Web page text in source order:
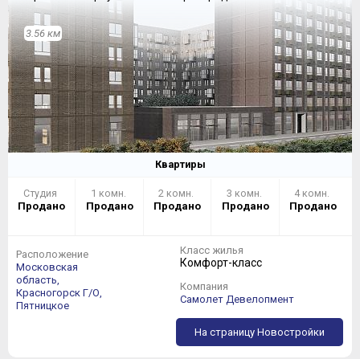
3.56 км
Квартиры
Студия
Продано
1 комн.
Продано
2 комн.
Продано
3 комн.
Продано
4 комн.
Продано
Расположение
Московская
область,
Красногорск Г/О,
Пятницкое
Класс жилья
Комфорт-класс
Компания
Самолет Девелопмент
На страницу Новостройки